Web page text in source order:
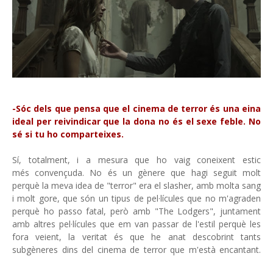
-Sóc dels que pensa que el cinema de terror és una eina
ideal per reivindicar que la dona no és el sexe feble. No
sé si tu ho comparteixes.
Sí, totalment, i a mesura que ho vaig coneixent estic
més convençuda. No és un gènere que hagi seguit molt
perquè la meva idea de "terror" era el slasher, amb molta sang
i molt gore, que són un tipus de pel·lícules que no m'agraden
perquè ho passo fatal, però amb "The Lodgers", juntament
amb altres pel·lícules que em van passar de l'estil perquè les
fora veient, la veritat és que he anat descobrint tants
subgèneres dins del cinema de terror que m'està encantant.